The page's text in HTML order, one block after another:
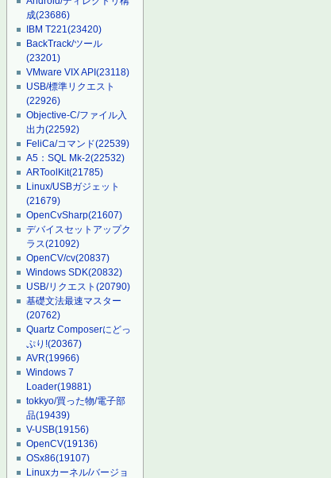
成(23686)
IBM T221(23420)
BackTrack/ツール
(23201)
VMware VIX API(23118)
USB/標準リクエスト
(22926)
Objective-C/ファイル入
出力(22592)
FeliCa/コマンド(22539)
A5：SQL Mk-2(22532)
ARToolKit(21785)
Linux/USBガジェット
(21679)
OpenCvSharp(21607)
デバイスセットアップク
ラス(21092)
OpenCV/cv(20837)
Windows SDK(20832)
USB/リクエスト(20790)
基礎文法最速マスター
(20762)
Quartz Composerにどっ
ぷり!(20367)
AVR(19966)
Windows 7
Loader(19881)
tokkyo/買った物/電子部
品(19439)
V-USB(19156)
OpenCV(19136)
OSx86(19107)
Linuxカーネル/バージョ